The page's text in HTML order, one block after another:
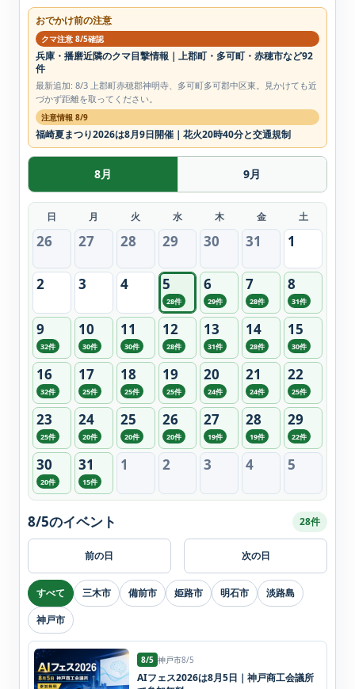
おでかけ前の注意
クマ注意 8/5確認
兵庫・播磨近隣のクマ目撃情報｜上郡町・多可町・赤穂市など92
件
最新追加: 8/3 上郡町赤穂郡神明寺、多可町多可郡中区東。見かけても近
づかず距離を取ってください。
注意情報 8/9
福崎夏まつり2026は8月9日開催｜花火20時40分と交通規制
8月 9月
日 月 火 水 木 金 土
26 27 28 29 30 31 1
2 3 4 5
28件
6
29件
7
28件
8
31件
9
32件
10
30件
11
30件
12
28件
13
31件
14
28件
15
30件
16
32件
17
25件
18
25件
19
25件
20
24件
21
24件
22
25件
23
25件
24
20件
25
20件
26
20件
27
19件
28
19件
29
22件
30
20件
31
15件
1 2 3 4 5
前の日
8/5のイベント 28件
次の日
すべて 三木市 備前市 姫路市 明石市
淡路島
神戸市
8/5 神戸市8/5
AIフェス2026は8月5日｜神戸商工会議所